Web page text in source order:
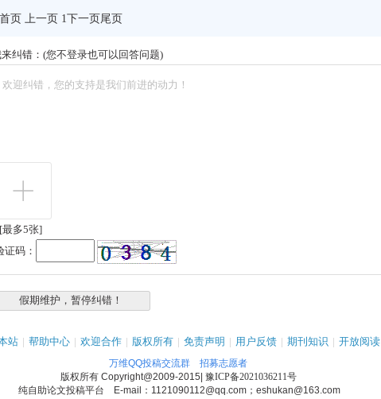
首页 上一页 1下一页尾页
纠错：(您不登录也可以回答问题)
多5张]
证码：
站 | 帮助中心 | 欢迎合作 | 版权所有 | 免责声明 | 用户反馈 | 期刊知识 | 开放阅读
万维QQ投稿交流群
招募志愿者
版权所有 Copyright@2009-2015| 豫ICP备2021036211号
纯自助论文投稿平台 E-mail：1121090112@qq.com；eshukan@163.com